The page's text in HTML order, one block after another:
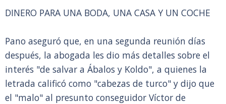
DINERO PARA UNA BODA, UNA CASA Y UN COCHE
Pano aseguró que, en una segunda reunión días
después, la abogada les dio más detalles sobre el
interés "de salvar a Ábalos y Koldo", a quienes la
letrada calificó como "cabezas de turco" y dijo que
el "malo" al presunto conseguidor Víctor de